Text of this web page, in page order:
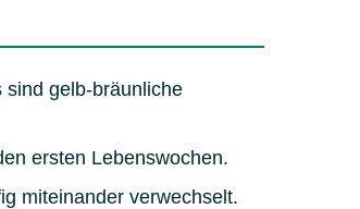
gelb-bräunliche
ersten Lebenswochen.
miteinander verwechselt.